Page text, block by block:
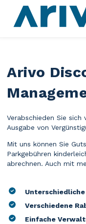
Arivo
Verabschieden Sie sich
Ausgabe von
Mit uns können Sie
Parkgebühren
abrechnen. Auch mit
Verschiedene
Einfache